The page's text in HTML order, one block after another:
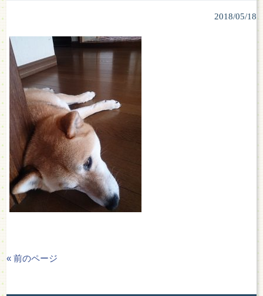
2018/05/18
« 前のページ